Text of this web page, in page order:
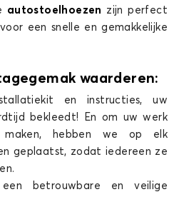
autostoelhoezen zijn perfect
een snelle en gemakkelijke
waarderen:
en instructies, uw
bekleedt! En om uw werk
maken, hebben we op elk
geplaatst, zodat iedereen ze
betrouwbare en veilige